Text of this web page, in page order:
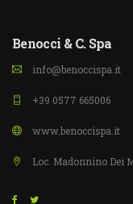
Benocci & C. Spa
info@benoccispa.it
+39 0577 665006
www.benoccispa.it
Loc. Madonnino Dei